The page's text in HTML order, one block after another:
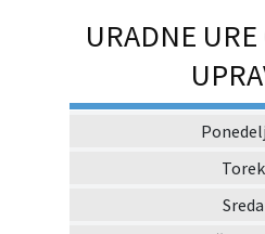
URADNE
Torek
Sreda